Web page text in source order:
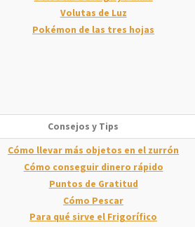
Volutas de Luz
Pokémon de las tres hojas
Consejos y Tips
Cómo llevar más objetos en el zurrón
Cómo conseguir dinero rápido
Puntos de Gratitud
Cómo Pescar
Para qué sirve el Frigorífico